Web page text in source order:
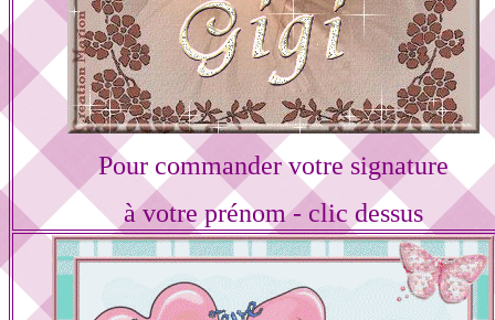
Pour commander votre signature
à votre prénom - clic dessus